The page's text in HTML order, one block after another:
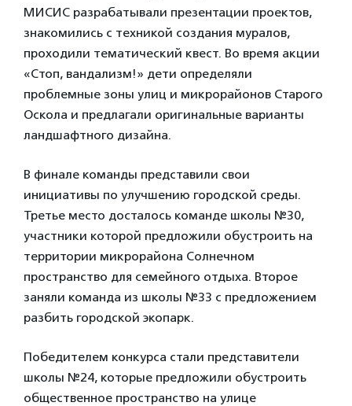
МИСИС разрабатывали презентации проектов,
знакомились с техникой создания муралов,
проходили тематический квест. Во время акции
«Стоп, вандализм!» дети определяли
проблемные зоны улиц и микрорайонов Старого
Оскола и предлагали оригинальные варианты
ландшафтного дизайна.
В финале команды представили свои
инициативы по улучшению городской среды.
Третье место досталось команде школы №30,
участники которой предложили обустроить на
территории микрорайона Солнечном
пространство для семейного отдыха. Второе
заняли команда из школы №33 с предложением
разбить городской экопарк.
Победителем конкурса стали представители
школы №24, которые предложили обустроить
общественное пространство на улице